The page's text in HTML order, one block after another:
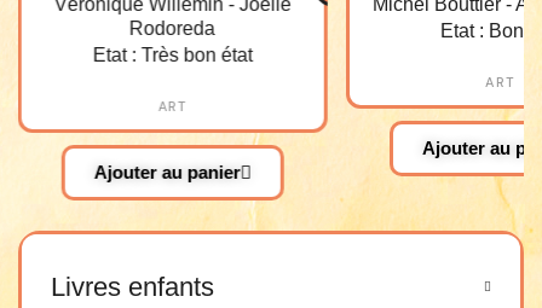
Livres enfants
Véronique Willemin - Joëlle
Rodoreda
Etat : Très bon état
ART
Ajouter au panier
Michel Bouttier -
Etat : Bon
ART
Ajouter au